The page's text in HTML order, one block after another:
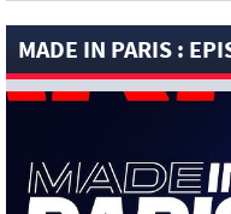
[News-Pros]Rumeur :
4 AOÛT 2026
(Officiel)
[News-Anciens]
MADE IN PARIS :